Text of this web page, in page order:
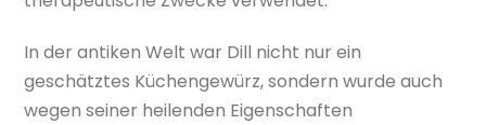
In der antiken Welt war Dill nicht nur ein
geschätztes Küchengewürz, sondern wurde auch
wegen seiner heilenden Eigenschaften